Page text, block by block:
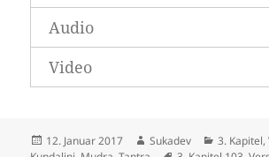
Audio
Video
Veröffentlicht
12. Januar 2017 Autor
Sukadev 3.